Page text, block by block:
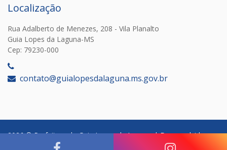
Localização
Rua Adalberto de Menezes, 208 - Vila Planalto
Guia Lopes da Laguna-MS
Cep: 79230-000
contato@guialopesdalaguna.ms.gov.br
2026 © Prefeitura de Guia Lopes da Laguna | Desenvolvido por: